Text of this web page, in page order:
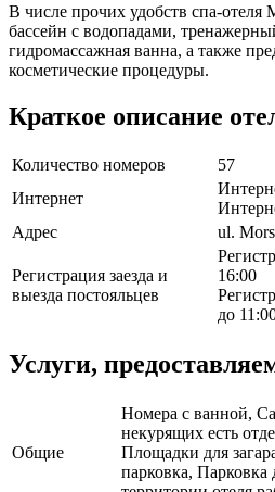
В числе прочих удобств спа-
бассейн с водопадами,
гидромассажная ванна, а также
косметические процедуры.
Краткое описание
Количество номеров
57
Интернет
Адрес
ul.
Регистрация заезда и
выезда постояльцев
16:00
до
Услуги,
Общие
Номера с ванной,
некурящих есть
Площадки для
парковка,